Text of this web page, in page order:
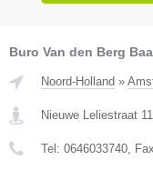
Buro Van den Berg
Noord-Holland »
Nieuwe Leliestraat
Tel: 0646033740,